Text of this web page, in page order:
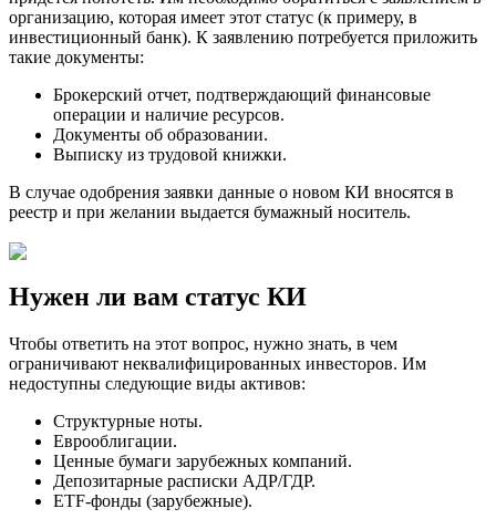
организацию, которая имеет этот статус (к примеру, в
инвестиционный банк). К заявлению потребуется приложить
такие документы:
Брокерский отчет, подтверждающий финансовые
операции и наличие ресурсов.
Документы об образовании.
Выписку из трудовой книжки.
В случае одобрения заявки данные о новом КИ вносятся в
реестр и при желании выдается бумажный носитель.
Нужен ли вам статус КИ
Чтобы ответить на этот вопрос, нужно знать, в чем
ограничивают неквалифицированных инвесторов. Им
недоступны следующие виды активов:
Структурные ноты.
Еврооблигации.
Ценные бумаги зарубежных компаний.
Депозитарные расписки АДР/ГДР.
ETF-фонды (зарубежные).